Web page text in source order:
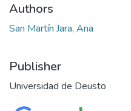
Authors
San Martín Jara, Ana
Publisher
Universidad de Deusto